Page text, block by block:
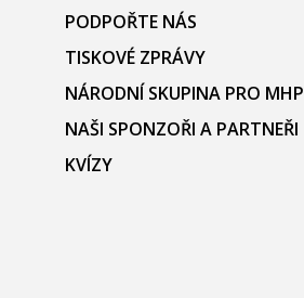
PODPOŘTE NÁS
TISKOVÉ ZPRÁVY
NÁRODNÍ SKUPINA PRO MHP
NAŠI SPONZOŘI A PARTNEŘI
KVÍZY